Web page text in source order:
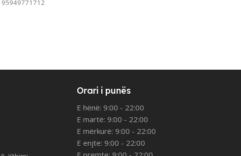
Orari i punës
E hënë: 9:00 - 22:00
E martë: 9:00 - 22:00
E mërkurë: 9:00 - 22:00
E enjte: 9:00 - 22:00